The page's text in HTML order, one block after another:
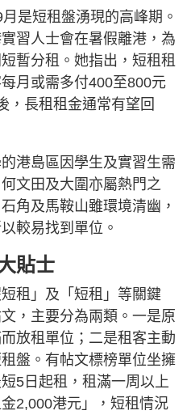
是短租盤湧現的高峰期。
習人士會在暑假離港，為
暫分租。她指出，短租租
月或需多付400至800元
，長租租金通常有望回
港島區因學生及實習生需
文田及大圍亦屬熱門之
角及馬鞍山雖環境清幽，
較易找到單位。
貼士
租」及「短租」等關鍵
，主要分為兩類。一是原
放租單位；二是租客主動
盤。有帖文標榜單位坐擁
5日起租，租滿一周以上
2,000港元」，短租情況